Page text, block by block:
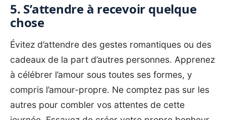
5. S’attendre à recevoir quelque
chose
Évitez d’attendre des gestes romantiques ou des
cadeaux de la part d’autres personnes. Apprenez
à célébrer l’amour sous toutes ses formes, y
compris l’amour-propre. Ne comptez pas sur les
autres pour combler vos attentes de cette